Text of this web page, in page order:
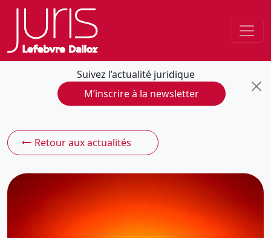
Suivez l’actualité juridique
M’inscrire à la newsletter
Retour aux actualités